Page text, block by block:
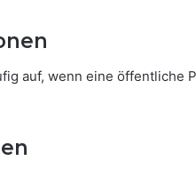
auf, wenn eine öffentliche